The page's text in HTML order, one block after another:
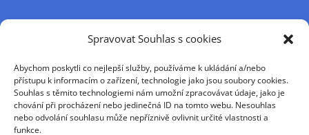
Spravovat Souhlas s cookies
Abychom poskytli co nejlepší služby, používáme k ukládání a/nebo
přístupu k informacím o zařízení, technologie jako jsou soubory cookies.
Souhlas s těmito technologiemi nám umožní zpracovávat údaje, jako je
chování při procházení nebo jedinečná ID na tomto webu. Nesouhlas
nebo odvolání souhlasu může nepříznivě ovlivnit určité vlastnosti a
funkce.
Příjmení
Křestní jméno
E-mail